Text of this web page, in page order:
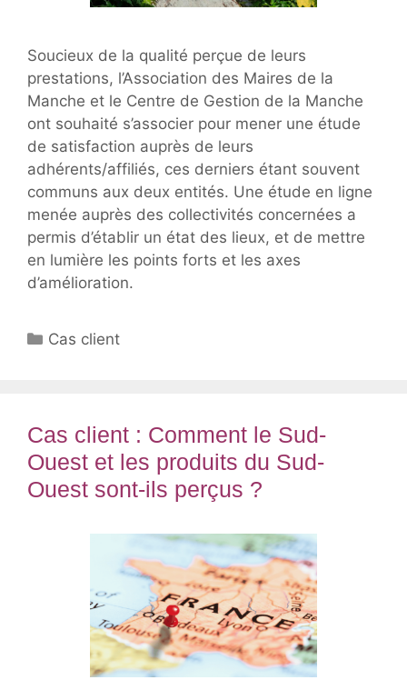
Soucieux de la qualité perçue de leurs
prestations, l’Association des Maires de la
Manche et le Centre de Gestion de la Manche
ont souhaité s’associer pour mener une étude
de satisfaction auprès de leurs
adhérents/affiliés, ces derniers étant souvent
communs aux deux entités. Une étude en ligne
menée auprès des collectivités concernées a
permis d’établir un état des lieux, et de mettre
en lumière les points forts et les axes
d’amélioration.
Catégories
Cas client
Cas client : Comment le Sud-
Ouest et les produits du Sud-
Ouest sont-ils perçus ?